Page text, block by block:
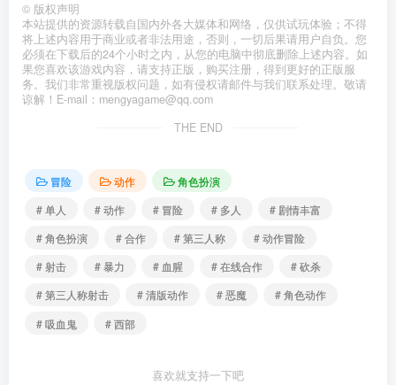
© 版权声明
本站提供的资源转载自国内外各大媒体和网络，仅供试玩体验；不得
将上述内容用于商业或者非法用途，否则，一切后果请用户自负。您
必须在下载后的24个小时之内，从您的电脑中彻底删除上述内容。如
果您喜欢该游戏内容，请支持正版，购买注册，得到更好的正版服
务。我们非常重视版权问题，如有侵权请邮件与我们联系处理。敬请
谅解！E-mail：mengyagame@qq.com
THE END
冒险 动作
角色扮演
# 单人
# 动作 # 冒险 # 多人
# 剧情丰富
# 角色扮演
# 合作 # 第三人称
# 动作冒险
# 射击
# 暴力 # 血腥 # 在线合作
# 砍杀
# 第三人称射击
# 清版动作 # 恶魔
# 角色动作
# 吸血鬼
# 西部
喜欢就支持一下吧